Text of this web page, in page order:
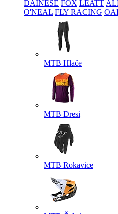
DAINESE FOX LEATT
O'NEAL FLY RACING
MTB Hlače
MTB Dresi
MTB Rokavice